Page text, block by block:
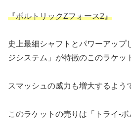
『ボルトリックZフォース2』
史上最細シャフトとパワーアップ
ジシステム」が特徴のこのラケッ
スマッシュの威力も増大するよう
このラケットの売りは「トライ-ボ